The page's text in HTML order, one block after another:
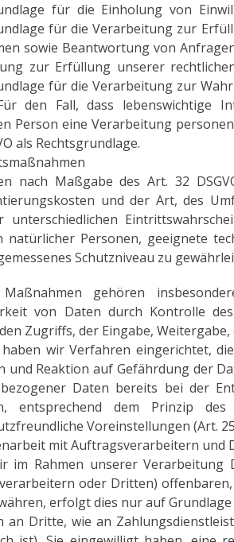
für die Einholung von
für die Verarbeitung zur
sowie Beantwortung von
zur Erfüllung unserer
für die Verarbeitung zur
Für den Fall, dass lebenswichtige
Person eine Verarbeitung
als Rechtsgrundlage.
nach Maßgabe des Art. 32
und der Art, des
unterschiedlichen
natürlicher Personen, geeignete
Schutzniveau zu
gehören
von Daten durch Kontrolle
Zugriffs, der Eingabe,
wir Verfahren eingerichtet,
und Reaktion auf Gefährdung der
Daten bereits bei der
entsprechend dem Prinzip
Voreinstellungen (Art. 25
mit Auftragsverarbeitern und
im Rahmen unserer Verarbeitung
oder Dritten)
erfolgt dies nur auf
an Dritte, wie an